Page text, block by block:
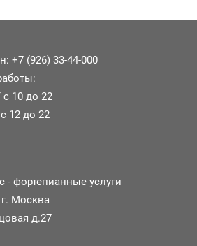
+7 (926) 33-44-000
10 до 22
12 до 22
- фортепианные услуги
Москва
д.27